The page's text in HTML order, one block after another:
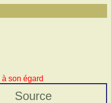
son égard
Source